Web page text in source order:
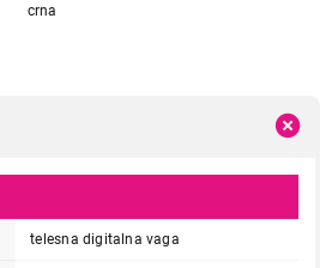
crna
telesna digitalna vaga